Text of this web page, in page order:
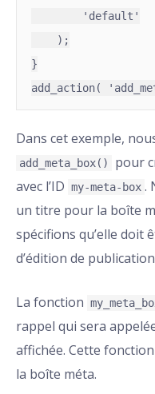
        'default'
    );
}
Dans cet exemple,
add_meta_box()
pour
avec l’ID my-meta-box .
un titre pour la boîte
spécifions qu’elle doit
d’édition de
La fonction
rappel qui sera
affichée. Cette
la boîte méta.